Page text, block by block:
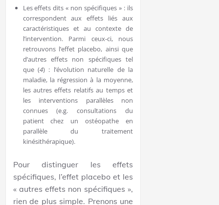
Les effets dits « non spécifiques » : ils
correspondent aux effets liés aux
caractéristiques et au contexte de
l’intervention. Parmi ceux-ci, nous
retrouvons l’effet placebo, ainsi que
d’autres effets non spécifiques tel
que (4) : l’évolution naturelle de la
maladie, la régression à la moyenne,
les autres effets relatifs au temps et
les interventions parallèles non
connues (e.g. consultations du
patient chez un ostéopathe en
parallèle du traitement
kinésithérapique).
Pour distinguer les effets
spécifiques, l’effet placebo et les
« autres effets non spécifiques »,
rien de plus simple. Prenons une